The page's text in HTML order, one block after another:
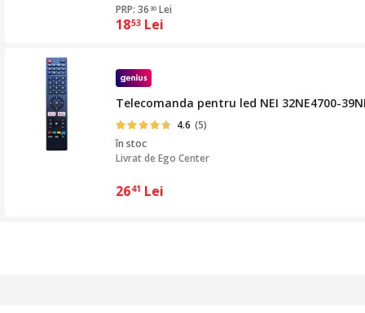
PRP: 36 30 Lei
1853 Lei
Telecomanda pentru led NEI 32NE4700-
4.6 (5)
în stoc
Livrat deEgo Center
2641 Lei